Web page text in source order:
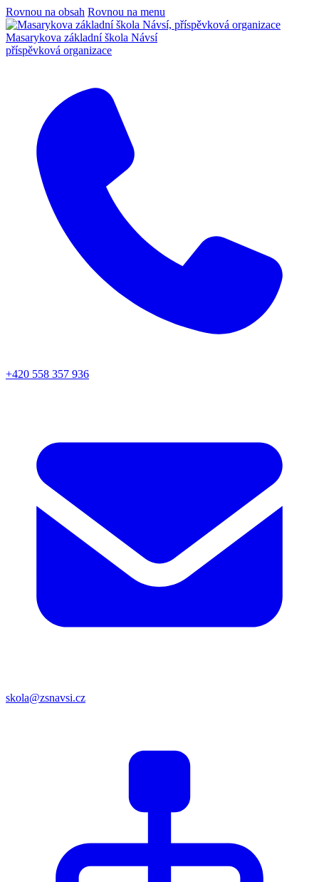
Rovnou na obsah Rovnou na menu
Masarykova základní škola Návsí
příspěvková organizace
+420 558 357 936
skola@zsnavsi.cz